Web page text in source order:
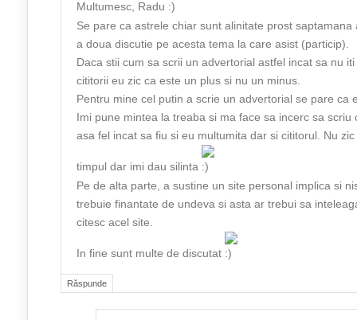
Răspunde
Multumesc, Radu
Se pare ca astrele chiar sunt alinitate prost saptamana
a doua discutie pe acesta tema la care asist (particip).
Daca stii cum sa scrii un advertorial astfel incat sa nu
cititorii eu zic ca este un plus si nu un minus.
Pentru mine cel putin a scrie un advertorial se pare ca
Imi pune mintea la treaba si ma face sa incerc sa scriu
asa fel incat sa fiu si eu multumita dar si cititorul. Nu
timpul dar imi dau silinta
Pe de alta parte, a sustine un site personal implica si
trebuie finantate de undeva si asta ar trebui sa
citesc acel site.
In fine sunt multe de discutat